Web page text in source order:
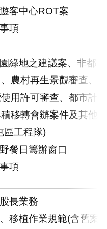
客中心ROT案
項
綠地之建議案、非都
農村再生景觀審查、
用許可審查、都市計
移轉會辦案件及其他
區工程隊)
餐日籌辦窗口
項
長業務
移植作業規範(含舊案)